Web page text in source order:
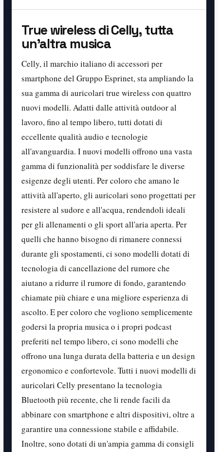
True wireless di Celly, tutta
un'altra musica
Celly, il marchio italiano di accessori per
smartphone del Gruppo Esprinet, sta ampliando la
sua gamma di auricolari true wireless con quattro
nuovi modelli. Adatti dalle attività outdoor al
lavoro, fino al tempo libero, tutti dotati di
eccellente qualità audio e tecnologie
all'avanguardia. I nuovi modelli offrono una vasta
gamma di funzionalità per soddisfare le diverse
esigenze degli utenti. Per coloro che amano le
attività all'aperto, gli auricolari sono progettati per
resistere al sudore e all'acqua, rendendoli ideali
per gli allenamenti o gli sport all'aria aperta. Per
quelli che hanno bisogno di rimanere connessi
durante gli spostamenti, ci sono modelli dotati di
tecnologia di cancellazione del rumore che
aiutano a ridurre il rumore di fondo, garantendo
chiamate più chiare e una migliore esperienza di
ascolto. E per coloro che vogliono semplicemente
godersi la propria musica o i propri podcast
preferiti nel tempo libero, ci sono modelli che
offrono una lunga durata della batteria e un design
ergonomico e confortevole. Tutti i nuovi modelli di
auricolari Celly presentano la tecnologia
Bluetooth più recente, che li rende facili da
abbinare con smartphone e altri dispositivi, oltre a
garantire una connessione stabile e affidabile.
Inoltre, sono dotati di un'ampia gamma di consigli